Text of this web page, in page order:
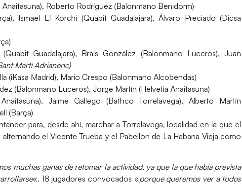
Roberto Rodríguez (Balonmano Benidorm)
Ismael El Korchi (Quabit Guadalajara), Álvaro Preciado (Dicsa
Guadalajara), Brais González (Balonmano Luceros), Juan
Martí Adrianenc)
(iKasa Madrid), Mario Crespo (Balonmano Alcobendas)
(Balonmano Luceros), Jorge Martín (Helvetia Anaitasuna)
Jaime Gallego (Bathco Torrelavega), Alberto Martín
(Barça)
para, desde ahí, marchar a Torrelavega, localidad en la que el
el Vicente Trueba y el Pabellón de La Habana Vieja como
muchas ganas de retomar la actividad, ya que la que había prevista
«. 18 jugadores convocados «porque queremos ver a todos